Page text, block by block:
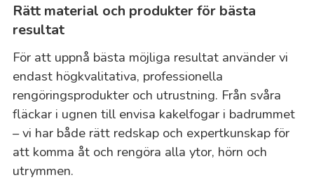
Rätt material och produkter för bästa
resultat
För att uppnå bästa möjliga resultat använder vi
endast högkvalitativa, professionella
rengöringsprodukter och utrustning. Från svåra
fläckar i ugnen till envisa kakelfogar i badrummet
– vi har både rätt redskap och expertkunskap för
att komma åt och rengöra alla ytor, hörn och
utrymmen.